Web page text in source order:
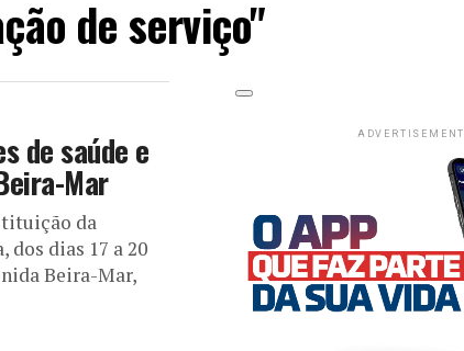
de serviço"
de saúde e
Mar
da
dos dias 17 a 20
Beira-Mar,
ADVERTISEMENT